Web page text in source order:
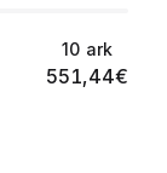
10 ark
551,44€